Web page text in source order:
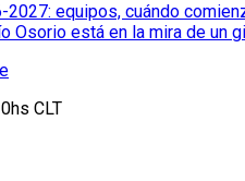
2027: equipos, cuándo
Osorio está en la mira de un
CLT